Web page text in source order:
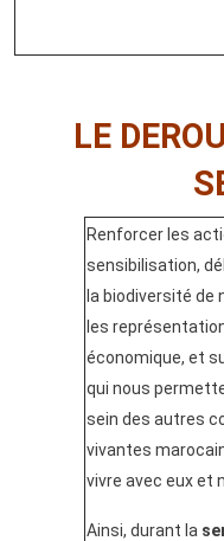
LE
Renforcer les
sensibilisation,
la biodiversité de
les
économique, et
qui nous
sein des autres
vivantes
vivre avec eux et
Ainsi, durant la